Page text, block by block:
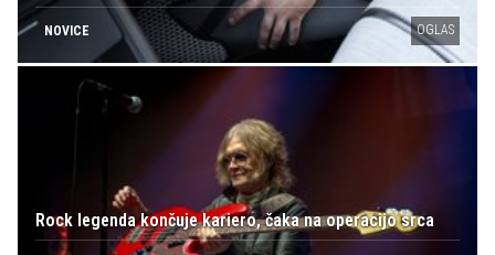
NOVICE OGLAS
Rock legenda končuje kariero, čaka na operacijo srca